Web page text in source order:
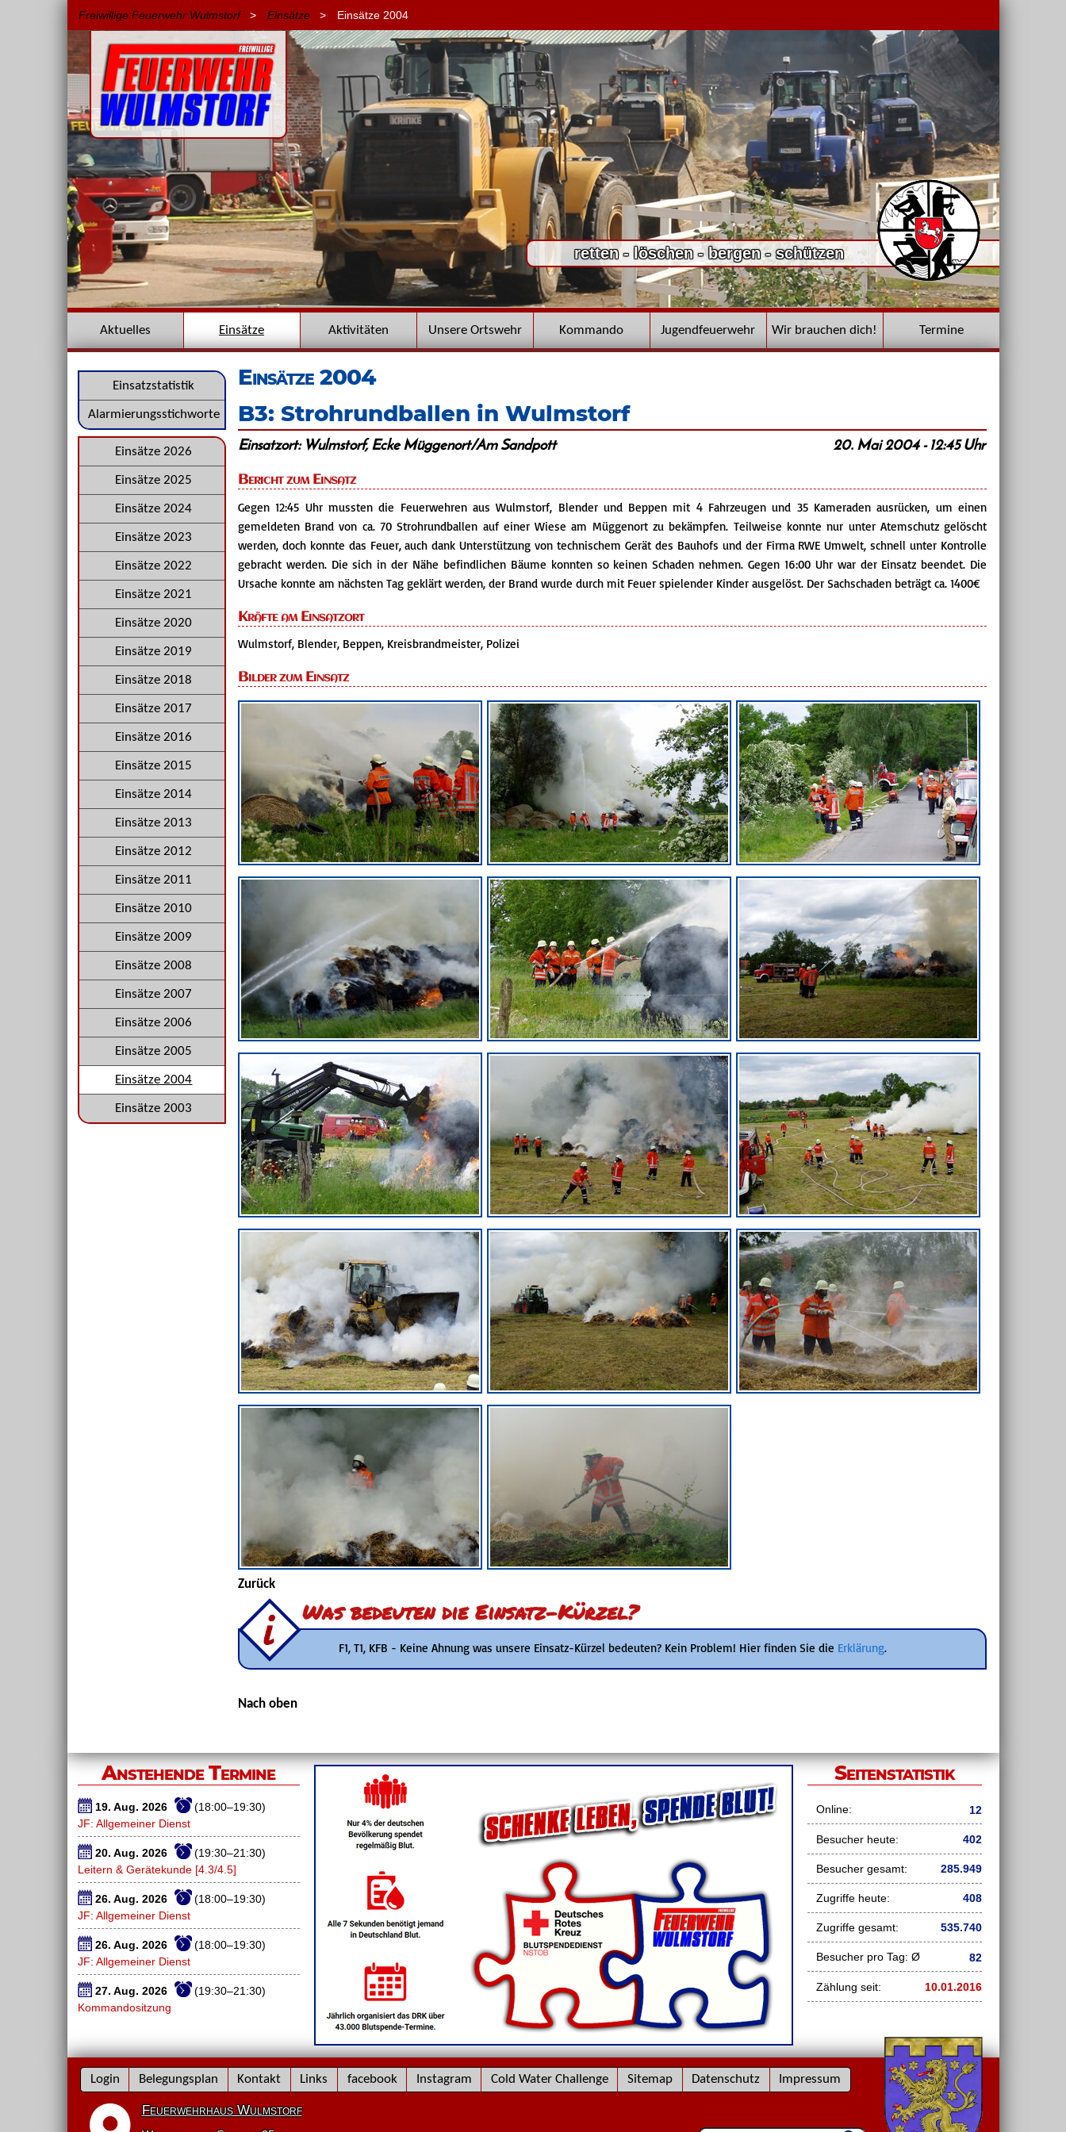
Freiwillige Feuerwehr Wulmstorf> Einsätze> Einsätze 2004
retten - löschen - bergen - schützen
NavigationAktuelles Einsätze Aktivitäten Unsere Ortswehr Kommando Jugendfeuerwehr Wir brauchen dich! Termine
Einsätze 2004
B3: Strohrundballen in Wulmstorf
20. Mai 2004 - 12:45 Uhr
Einsatzort: Wulmstorf, Ecke Müggenort/Am Sandpott
Bericht zum Einsatz
Gegen 12:45 Uhr mussten die Feuerwehren aus Wulmstorf, Blender und Beppen mit 4 Fahrzeugen und 35 Kameraden ausrücken, um einen
gemeldeten Brand von ca. 70 Strohrundballen auf einer Wiese am Müggenort zu bekämpfen. Teilweise konnte nur unter Atemschutz gelöscht
werden, doch konnte das Feuer, auch dank Unterstützung von technischem Gerät des Bauhofs und der Firma RWE Umwelt, schnell unter Kontrolle
gebracht werden. Die sich in der Nähe befindlichen Bäume konnten so keinen Schaden nehmen. Gegen 16:00 Uhr war der Einsatz beendet. Die
Ursache konnte am nächsten Tag geklärt werden, der Brand wurde durch mit Feuer spielender Kinder ausgelöst. Der Sachschaden beträgt ca. 1400€
Kräfte am Einsatzort
Wulmstorf, Blender, Beppen, Kreisbrandmeister, Polizei
Bilder zum Einsatz
Zurück
Was bedeuten die Einsatz-Kürzel?
F1, T1, KFB - Keine Ahnung was unsere Einsatz-Kürzel bedeuten? Kein Problem! Hier finden Sie die Erklärung.
Nach oben
Navigation
überspringen
Einsatzstatistik
Alarmierungsstichworte
Navigation
überspringen
Einsätze 2026
Einsätze 2025
Einsätze 2024
Einsätze 2023
Einsätze 2022
Einsätze 2021
Einsätze 2020
Einsätze 2019
Einsätze 2018
Einsätze 2017
Einsätze 2016
Einsätze 2015
Einsätze 2014
Einsätze 2013
Einsätze 2012
Einsätze 2011
Einsätze 2010
Einsätze 2009
Einsätze 2008
Einsätze 2007
Einsätze 2006
Einsätze 2005
Einsätze 2004
Einsätze 2003
Anstehende Termine
19. Aug. 2026
(18:00–19:30)
JF: Allgemeiner Dienst
20. Aug. 2026
(19:30–21:30)
Leitern & Gerätekunde [4.3/4.5]
26. Aug. 2026
(18:00–19:30)
JF: Allgemeiner Dienst
26. Aug. 2026
(18:00–19:30)
JF: Allgemeiner Dienst
27. Aug. 2026
(19:30–21:30)
Kommandositzung
Seitenstatistik
Online: 12
Besucher heute: 402
Besucher gesamt: 285.949
Zugriffe heute: 408
Zugriffe gesamt: 535.740
Besucher pro Tag: Ø 82
Zählung seit: 10.01.2016
Navigation
überspringen
Login Belegungsplan Kontakt Links facebook Instagram Cold Water Challenge Sitemap Datenschutz Impressum
Feuerwehrhaus Wulmstorf